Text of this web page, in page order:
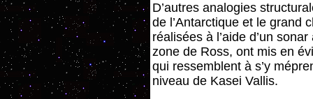
D’autres analogies
de l’Antarctique et le grand
réalisées à l’aide d’un
zone de Ross, ont mis en
qui ressemblent à s’y
niveau de Kasei Vallis.